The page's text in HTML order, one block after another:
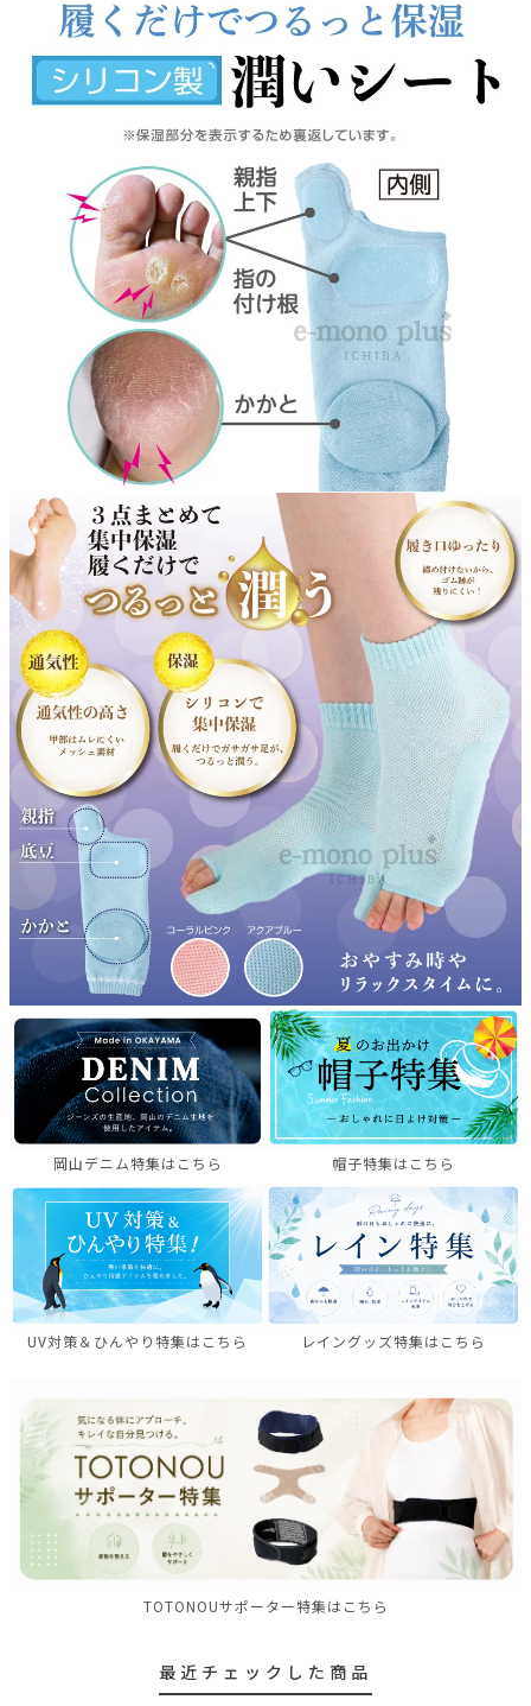
岡山デニム特集はこちら 帽子特集はこちら
UV対策＆ひんやり特集はこちら レイングッズ特集はこちら
TOTONOUサポーター特集はこちら
最近チェックした商品